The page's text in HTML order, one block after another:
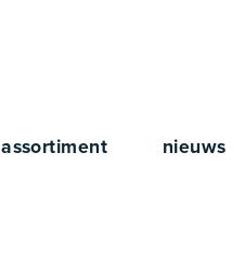
assortiment nieuws